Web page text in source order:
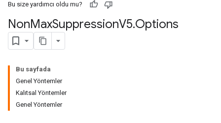
Bu size yardımcı oldu mu?
NonMaxSuppressionV5.Options
Bu sayfada
Genel Yöntemler
Kalıtsal Yöntemler
Genel Yöntemler